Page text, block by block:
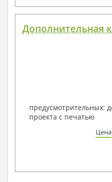
Дополнительная
предусмотрительных:
проекта с печатью
Цена